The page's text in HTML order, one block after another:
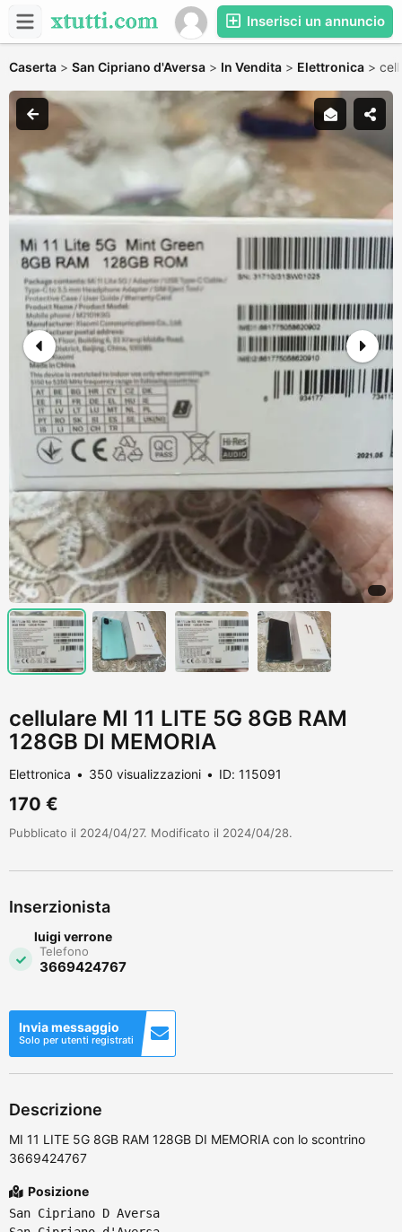
Inserisci un annuncio
Caserta > San Cipriano d'Aversa > In Vendita > Elettronica >
cellulare MI 11 LITE 5G 8GB RAM
128GB DI MEMORIA
Elettronica 350 visualizzazioni ID: 115091
170 €
Pubblicato il 2024/04/27. Modificato il 2024/04/28.
Inserzionista
luigi verrone
Telefono
3669424767
Invia messaggio
Solo per utenti registrati
Descrizione
MI 11 LITE 5G 8GB RAM 128GB DI MEMORIA con lo scontrino
3669424767
Posizione
San Cipriano D Aversa